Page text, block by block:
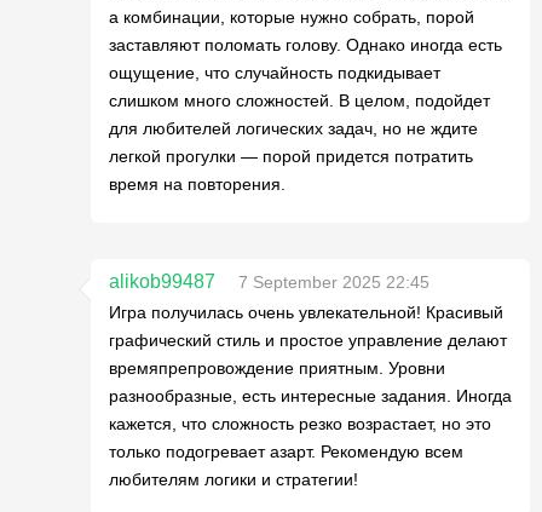
а комбинации, которые нужно собрать, порой
заставляют поломать голову. Однако иногда есть
ощущение, что случайность подкидывает
слишком много сложностей. В целом, подойдет
для любителей логических задач, но не ждите
легкой прогулки — порой придется потратить
время на повторения.
alikob99487
7 September 2025 22:45
Игра получилась очень увлекательной! Красивый
графический стиль и простое управление делают
времяпрепровождение приятным. Уровни
разнообразные, есть интересные задания. Иногда
кажется, что сложность резко возрастает, но это
только подогревает азарт. Рекомендую всем
любителям логики и стратегии!